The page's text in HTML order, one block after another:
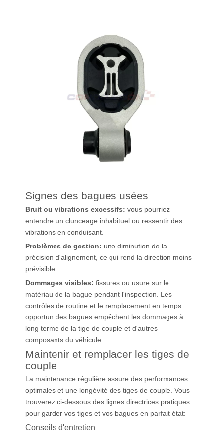
Signes des bagues usées
Bruit ou vibrations excessifs: vous pourriez
entendre un clunceage inhabituel ou ressentir des
vibrations en conduisant.
Problèmes de gestion: une diminution de la
précision d'alignement, ce qui rend la direction moins
prévisible.
Dommages visibles: fissures ou usure sur le
matériau de la bague pendant l'inspection. Les
contrôles de routine et le remplacement en temps
opportun des bagues empêchent les dommages à
long terme de la tige de couple et d'autres
composants du véhicule.
Maintenir et remplacer les tiges de
couple
La maintenance régulière assure des performances
optimales et une longévité des tiges de couple. Vous
trouverez ci-dessous des lignes directrices pratiques
pour garder vos tiges et vos bagues en parfait état:
Conseils d'entretien